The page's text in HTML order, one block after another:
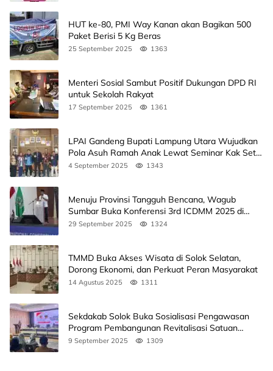
HUT ke-80, PMI Way Kanan akan Bagikan 500
Paket Berisi 5 Kg Beras
25 September 2025 1363
Menteri Sosial Sambut Positif Dukungan DPD RI
untuk Sekolah Rakyat
17 September 2025 1361
LPAI Gandeng Bupati Lampung Utara Wujudkan
Pola Asuh Ramah Anak Lewat Seminar Kak Seto,
Ini Jadwalnya
4 September 2025 1343
Menuju Provinsi Tangguh Bencana, Wagub
Sumbar Buka Konferensi 3rd ICDMM 2025 di
Unand
29 September 2025 1324
TMMD Buka Akses Wisata di Solok Selatan,
Dorong Ekonomi, dan Perkuat Peran Masyarakat
14 Agustus 2025 1311
Sekdakab Solok Buka Sosialisasi Pengawasan
Program Pembangunan Revitalisasi Satuan
Pendidikan
9 September 2025 1309